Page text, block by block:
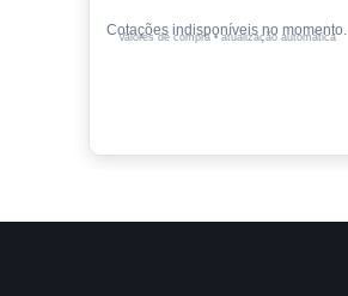
Cotações indisponíveis no momento.
Valores de compra • atualização automática